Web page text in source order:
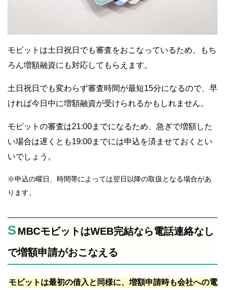
モビットは土日祝日でも審査をおこなっているため、もち
ろん増額融資にも対応してもらえます。
土日祝日でも変わらず審査時間が最短15分になるので、早
ければ今日中に増額融資が受けられるかもしれません。
モビットの審査は21:00までになるため、急ぎで増額した
い場合は遅くとも19:00までには申込を済ませておくとい
いでしょう。
※申込の曜日、時間帯によっては翌日以降の取扱となる場合があ
ります。
SMBCモビットはWEB完結なら電話連絡なし
で増額申請がおこなえる
モビットは最初の借入と同様に、増額申請時も会社への電